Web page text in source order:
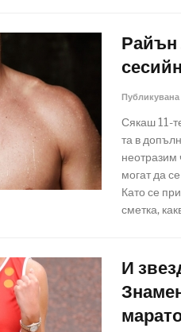
Райън
Публикувана
Сякаш 11-
та в
неотразим
могат да
Като се
сметка,
И